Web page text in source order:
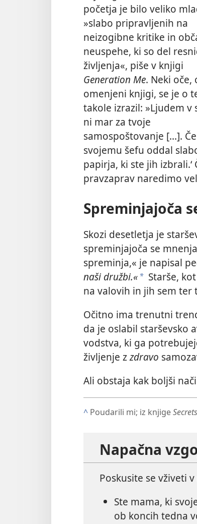
početja je bilo veliko
»slabo pripravljenih na
neizogibne kritike in
neuspehe, ki so del
življenja«, piše v knjigi
Generation Me. Neki oče,
omenjeni knjigi, se je o
takole izrazil: »Ljudem v
ni mar za tvoje
samospoštovanje [...].
svojemu šefu oddal
papirja, ki ste jih
pravzaprav naredimo
Spreminjajoča
Skozi desetletja je
spreminjajoča se
spreminja,« je napisal
naši družbi.«* Starše,
na valovih in jih sem ter
Očitno ima trenutni
da je oslabil starševsko
vodstva, ki ga
življenje zzdravo
Ali obstaja kak boljši
^ Poudarili mi; iz knjige
Napačna
Poskusite se vživeti
Ste mama, ki
ob koncih tedna